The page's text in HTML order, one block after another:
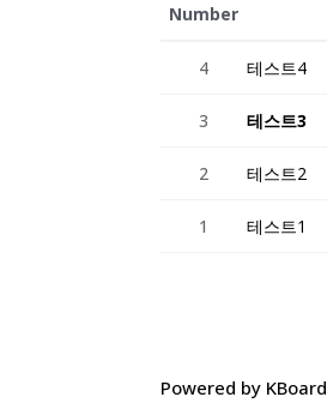
Number
4 테스트4
3 테스트3
2 테스트2
1 테스트1
Powered by KBoard